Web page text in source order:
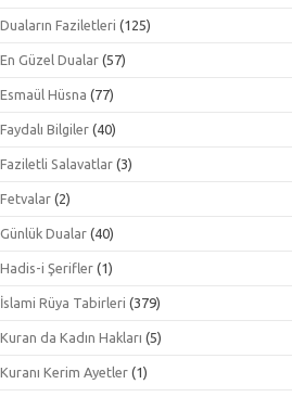
Duaların Faziletleri (125)
En Güzel Dualar (57)
Esmaül Hüsna (77)
Faydalı Bilgiler (40)
Faziletli Salavatlar (3)
Fetvalar (2)
Günlük Dualar (40)
Hadis-i Şerifler (1)
İslami Rüya Tabirleri (379)
Kuran da Kadın Hakları (5)
Kuranı Kerim Ayetler (1)